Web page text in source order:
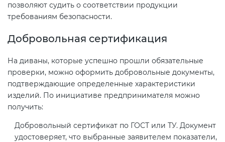
позволяют судить о соответствии продукции
требованиям безопасности.
Добровольная сертификация
На диваны, которые успешно прошли обязательные
проверки, можно оформить добровольные документы,
подтверждающие определенные характеристики
изделий. По инициативе предпринимателя можно
получить:
Добровольный сертификат по ГОСТ или ТУ. Документ
удостоверяет, что выбранные заявителем показатели,